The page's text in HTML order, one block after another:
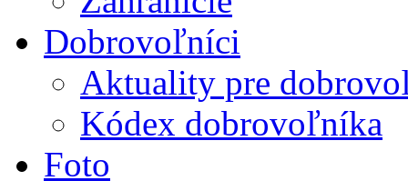
Dobrovoľníci
Aktuality pre
Kódex dobrovoľníka
Foto